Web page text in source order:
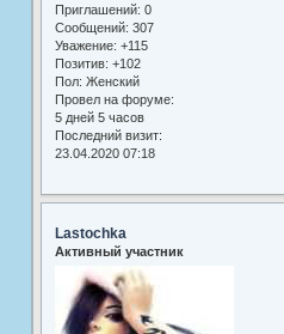
Приглашений: 0
Сообщений: 307
Уважение: +115
Позитив: +102
Пол: Женский
Провел на форуме:
5 дней 5 часов
Последний визит:
23.04.2020 07:18
Lastochka
Активный участник